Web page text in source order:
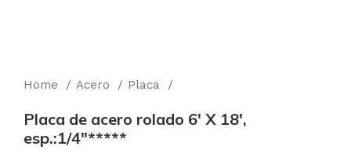
Home Acero Placa
Placa de acero rolado 6′ X 18′,
esp.:1/4″*****